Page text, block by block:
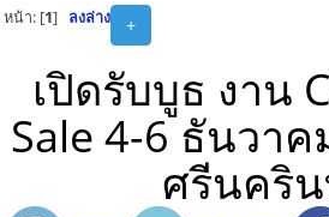
+
หน้า: [1] ลงล่าง
เปิดรับบูธ งาน
Sale 4-6 ธันวา
ศรีนคริ